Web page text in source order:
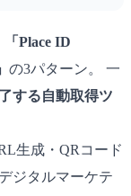
「Place ID
の3パターン。 一
する自動取得ツ
生成・QRコード
ジタルマーケテ